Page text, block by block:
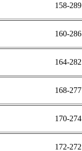
158-289
160-286
164-282
168-277
170-274
172-272